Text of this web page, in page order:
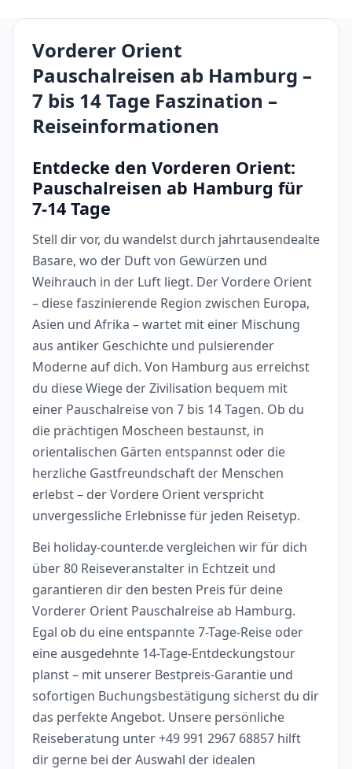
Vorderer Orient
Pauschalreisen ab Hamburg –
7 bis 14 Tage Faszination –
Reiseinformationen
Entdecke den Vorderen Orient:
Pauschalreisen ab Hamburg für
7-14 Tage
Stell dir vor, du wandelst durch jahrtausendealte
Basare, wo der Duft von Gewürzen und
Weihrauch in der Luft liegt. Der Vordere Orient
– diese faszinierende Region zwischen Europa,
Asien und Afrika – wartet mit einer Mischung
aus antiker Geschichte und pulsierender
Moderne auf dich. Von Hamburg aus erreichst
du diese Wiege der Zivilisation bequem mit
einer Pauschalreise von 7 bis 14 Tagen. Ob du
die prächtigen Moscheen bestaunst, in
orientalischen Gärten entspannst oder die
herzliche Gastfreundschaft der Menschen
erlebst – der Vordere Orient verspricht
unvergessliche Erlebnisse für jeden Reisetyp.
Bei holiday-counter.de vergleichen wir für dich
über 80 Reiseveranstalter in Echtzeit und
garantieren dir den besten Preis für deine
Vorderer Orient Pauschalreise ab Hamburg.
Egal ob du eine entspannte 7-Tage-Reise oder
eine ausgedehnte 14-Tage-Entdeckungstour
planst – mit unserer Bestpreis-Garantie und
sofortigen Buchungsbestätigung sicherst du dir
das perfekte Angebot. Unsere persönliche
Reiseberatung unter +49 991 2967 68857 hilft
dir gerne bei der Auswahl der idealen